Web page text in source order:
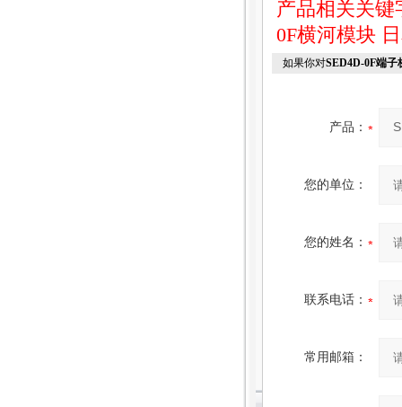
产品相关关
0F横河模块
如果你对SED4D-0F端子
产品：
您的单位：
您的姓名：
联系电话：
常用邮箱：